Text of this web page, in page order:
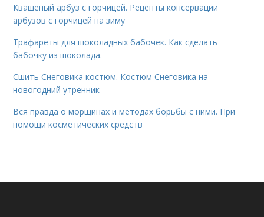
Квашеный арбуз с горчицей. Рецепты консервации
арбузов с горчицей на зиму
Трафареты для шоколадных бабочек. Как сделать
бабочку из шоколада.
Сшить Снеговика костюм. Костюм Снеговика на
новогодний утренник
Вся правда о морщинах и методах борьбы с ними. При
помощи косметических средств